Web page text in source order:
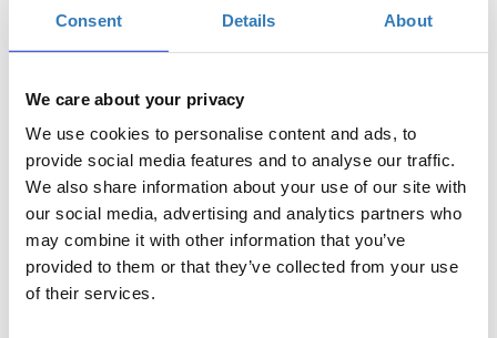
Consent Details About
We care about your privacy
We use cookies to personalise content and ads, to
provide social media features and to analyse our traffic.
We also share information about your use of our site with
our social media, advertising and analytics partners who
may combine it with other information that you’ve
provided to them or that they’ve collected from your use
of their services.
Συμμετοχή Η περίοδος εγγραφών έχει λήξει.
Το σεμινάριο απευθύνεται σε όσους επιθυμούν να
έρθουν σε μια πρώτη επαφή με τις βασικές αρχές του
προγραμματισμού με το